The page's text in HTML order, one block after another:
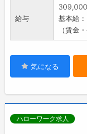
給与
基本給
（賃金
気になる
ハローワーク求人